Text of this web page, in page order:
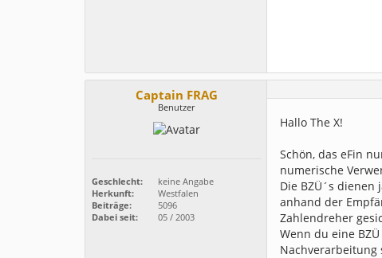
Captain FRAG
Benutzer
Geschlecht:
keine Angabe
Herkunft:
Westfalen
Beiträge:
5096
Dabei seit:
05 / 2003
Hallo The X!
Schön, das eFin
numerische
Die BZÜ´s
anhand der
Zahlendreher
Wenn du eine
Nachverarbeitung